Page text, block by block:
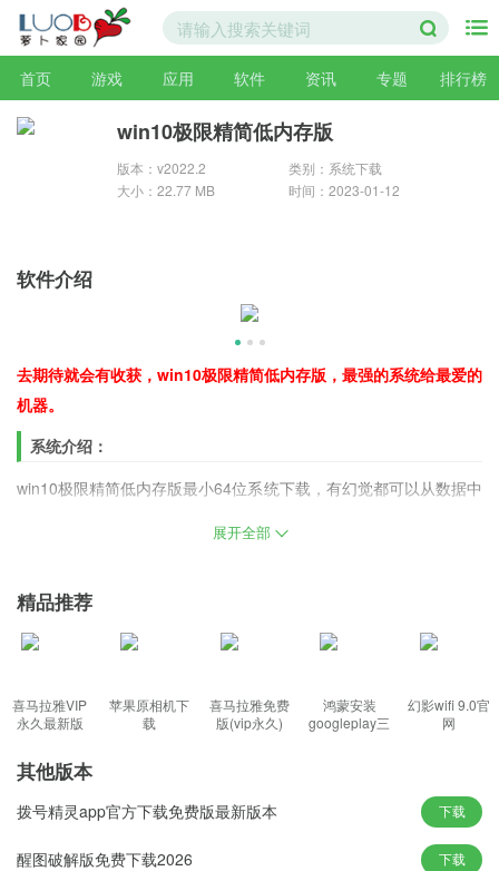
首页 游戏 应用 软件 资讯 专题 排行榜
win10极限精简低内存版
版本：v2022.2
类别：系统下载
大小：22.77 MB
时间：2023-01-12
软件介绍
去期待就会有收获，win10极限精简低内存版，最强的系统给最爱的
机器。
系统介绍：
win10极限精简低内存版最小64位系统下载，有幻觉都可以从数据中
系统功能，将被永久激活并支持在线更新，确保恢复效果接近全新
功能特色：
2、拥有着非常高的安全性和稳定性，更完善的驱动处理方式；
单。
新颖玩法：
1、用户可以享受最方便的Win10安装，用各种仪器获得的结果不
展开全部
精品推荐
喜马拉雅VIP
永久最新版
苹果原相机下
载
喜马拉雅免费
版(vip永久)
鸿蒙安装
googleplay三
幻影wifi 9.0官
网
其他版本
拨号精灵app官方下载免费版最新版本 下载
醒图破解版免费下载2026 下载